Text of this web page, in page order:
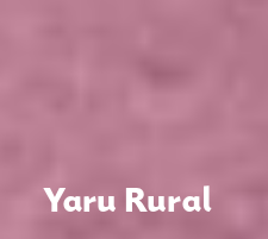
Yaru Rural